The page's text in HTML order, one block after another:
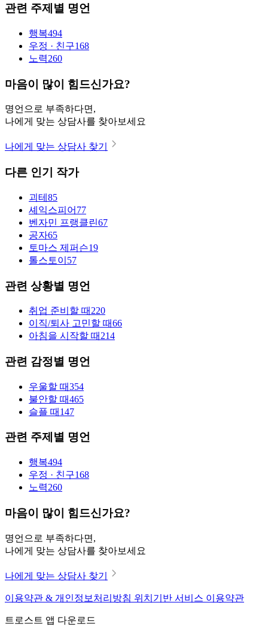
관련 주제별 명언
행복494
우정 · 친구168
노력260
마음이 많이 힘드신가요?
명언으로 부족하다면,
나에게 맞는 상담사를 찾아보세요
나에게 맞는 상담사 찾기
다른 인기 작가
괴테 85
셰익스피어 77
벤자민 프랭클린67
공자65
토마스 제퍼슨19
톨스토이 57
관련 상황별 명언
취업 준비할 때 220
이직/퇴사 고민할 때66
아침을 시작할 때 214
관련 감정별 명언
우울할 때354
불안할 때465
슬플 때 147
관련 주제별 명언
행복494
우정 · 친구168
노력260
마음이 많이 힘드신가요?
명언으로 부족하다면,
나에게 맞는 상담사를 찾아보세요
나에게 맞는 상담사 찾기
이용약관 & 개인정보처리방침 위치기반 서비스 이용약관
트로스트 앱 다운로드